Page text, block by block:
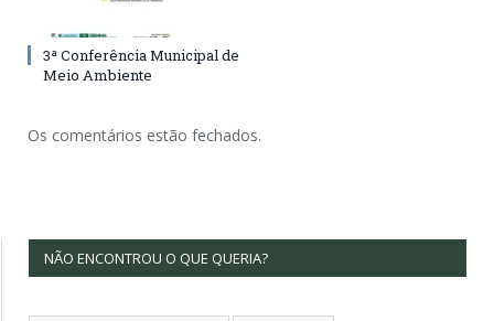
3ª Conferência Municipal de
Meio Ambiente
Os comentários estão fechados.
NÃO ENCONTROU O QUE QUERIA?